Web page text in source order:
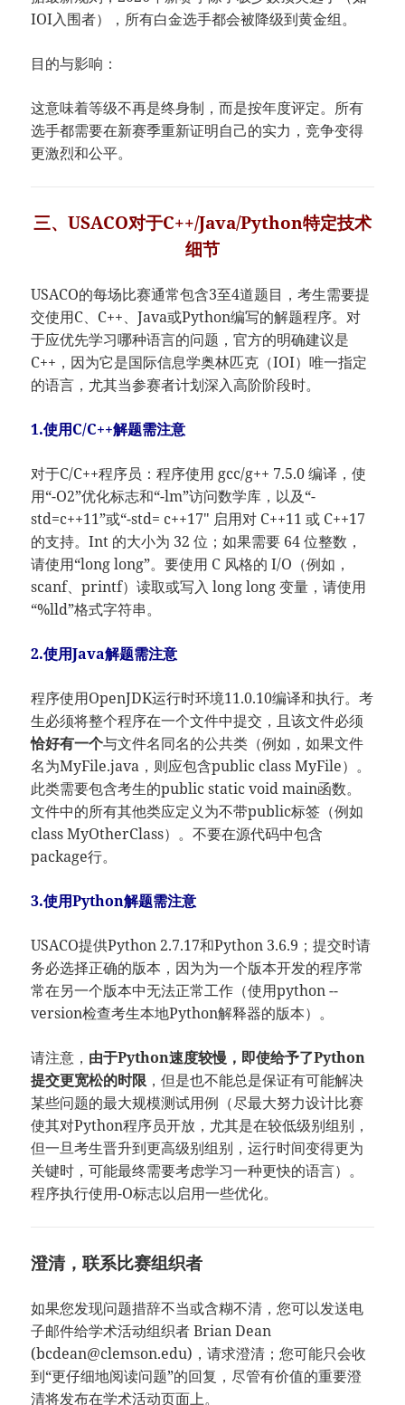
IOI入围者），所有白金选手都会被降级到黄金组。
目的与影响：
这意味着等级不再是终身制，而是按年度评定。所有
选手都需要在新赛季重新证明自己的实力，竞争变得
更激烈和公平。
三、USACO对于C++/Java/Python特定技术
细节
USACO的每场比赛通常包含3至4道题目，考生需要提
交使用C、C++、Java或Python编写的解题程序。对
于应优先学习哪种语言的问题，官方的明确建议是
C++，因为它是国际信息学奥林匹克（IOI）唯一指定
的语言，尤其当参赛者计划深入高阶阶段时。
1.使用C/C++解题需注意
对于C/C++程序员：程序使用 gcc/g++ 7.5.0 编译，使
用“-O2”优化标志和“-lm”访问数学库，以及“-
std=c++11”或“-std= c++17" 启用对 C++11 或 C++17
的支持。Int 的大小为 32 位；如果需要 64 位整数，
请使用“long long”。要使用 C 风格的 I/O（例如，
scanf、printf）读取或写入 long long 变量，请使用
“%lld”格式字符串。
2.使用Java解题需注意
程序使用OpenJDK运行时环境11.0.10编译和执行。考
生必须将整个程序在一个文件中提交，且该文件必须
恰好有一个与文件名同名的公共类（例如，如果文件
名为MyFile.java，则应包含public class MyFile）。
此类需要包含考生的public static void main函数。
文件中的所有其他类应定义为不带public标签（例如
class MyOtherClass）。不要在源代码中包含
package行。
3.使用Python解题需注意
USACO提供Python 2.7.17和Python 3.6.9；提交时请
务必选择正确的版本，因为为一个版本开发的程序常
常在另一个版本中无法正常工作（使用python --
version检查考生本地Python解释器的版本）。
请注意， 由于Python速度较慢，即使给予了Python
提交更宽松的时限 ，但是也不能总是保证有可能解决
某些问题的最大规模测试用例（尽最大努力设计比赛
使其对Python程序员开放，尤其是在较低级别组别，
但一旦考生晋升到更高级别组别，运行时间变得更为
关键时，可能最终需要考虑学习一种更快的语言）。
程序执行使用-O标志以启用一些优化。
澄清，联系比赛组织者
如果您发现问题措辞不当或含糊不清，您可以发送电
子邮件给学术活动组织者 Brian Dean
(bcdean@clemson.edu)，请求澄清；您可能只会收
到“更仔细地阅读问题”的回复，尽管有价值的重要澄
清将发布在学术活动页面上。